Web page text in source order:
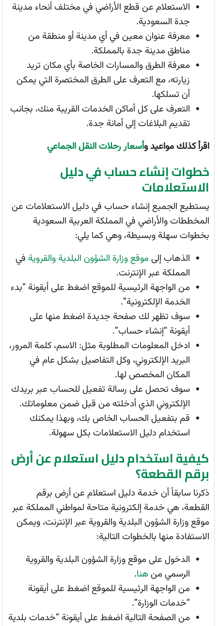
الاستعلام عن قطع الأراضي في مختلف أنحاء مدينة
جدة السعودية.
معرفة عنوان معين في أي مدينة أو منطقة من
مناطق مدينة جدة بالمملكة.
معرفة الطرق والمسارات الخاصة بأي مكان تريد
زيارته، مع التعرف على الطرق المختصرة التي يمكن
أن تسلكها.
التعرف على كل أماكن الخدمات القريبة منك، بجانب
تقديم البلاغات إلى أمانة جدة.
اقرأ كذلك مواعيد وأسعار رحلات النقل الجماعي
خطوات إنشاء حساب في دليل
الاستعلامات
يستطيع الجميع إنشاء حساب في دليل الاستعلامات عن
المخططات والأراضي في المملكة العربية السعودية
بخطوات سهلة وبسيطة، وهي كما يلي:
الذهاب إلى موقع وزارة الشؤون البلدية والقروية في
المملكة عبر الإنترنت.
من الواجهة الرئيسية للموقع اضغط على أيقونة “بدء
الخدمة الإلكترونية”.
سوف تظهر لك صفحة جديدة اضغط منها على
أيقونة “إنشاء حساب”.
ادخل المعلومات المطلوبة مثل: الاسم، كلمة المرور،
البريد الإلكتروني، وكل التفاصيل بشكل عام في
المكان المخصص لها.
سوف تحصل على رسالة تفعيل للحساب عبر بريدك
الإلكتروني الذي أدخلته من قبل ضمن معلوماتك.
قم بتفعيل الحساب الخاص بك، وبهذا يمكنك
استخدام دليل الاستعلامات بكل سهولة.
كيفية استخدام دليل استعلام عن أرض
برقم القطعة؟
ذكرنا سابقاً أن خدمة دليل استعلام عن أرض برقم
القطعة، هي خدمة إلكترونية متاحة لمواطني المملكة عبر
موقع وزارة الشؤون البلدية والقروية عبر الإنترنت، ويمكن
الاستفادة منها بالخطوات التالية:
الدخول على موقع وزارة الشؤون البلدية والقروية
الرسمي من هنا.
من الواجهة الرئيسية للموقع اضغط على أيقونة
“خدمات الوزارة”.
من الصفحة التالية اضغط على أيقونة “خدمات بلدية